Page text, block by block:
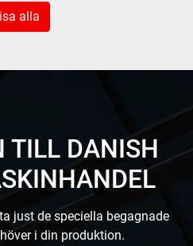
alla
TILL DANISH
just de speciella begagnade
i din produktion.